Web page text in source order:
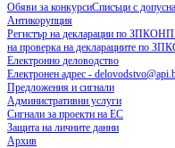
Обяви за конкурсиСписъци с
Антикорупция
Регистър на декларации по
на проверка на декларациите по
Електронно деловодство
Електронен адрес -
Предложения и сигнали
Административни услуги
Сигнали за проекти на ЕС
Защита на личните данни
Архив